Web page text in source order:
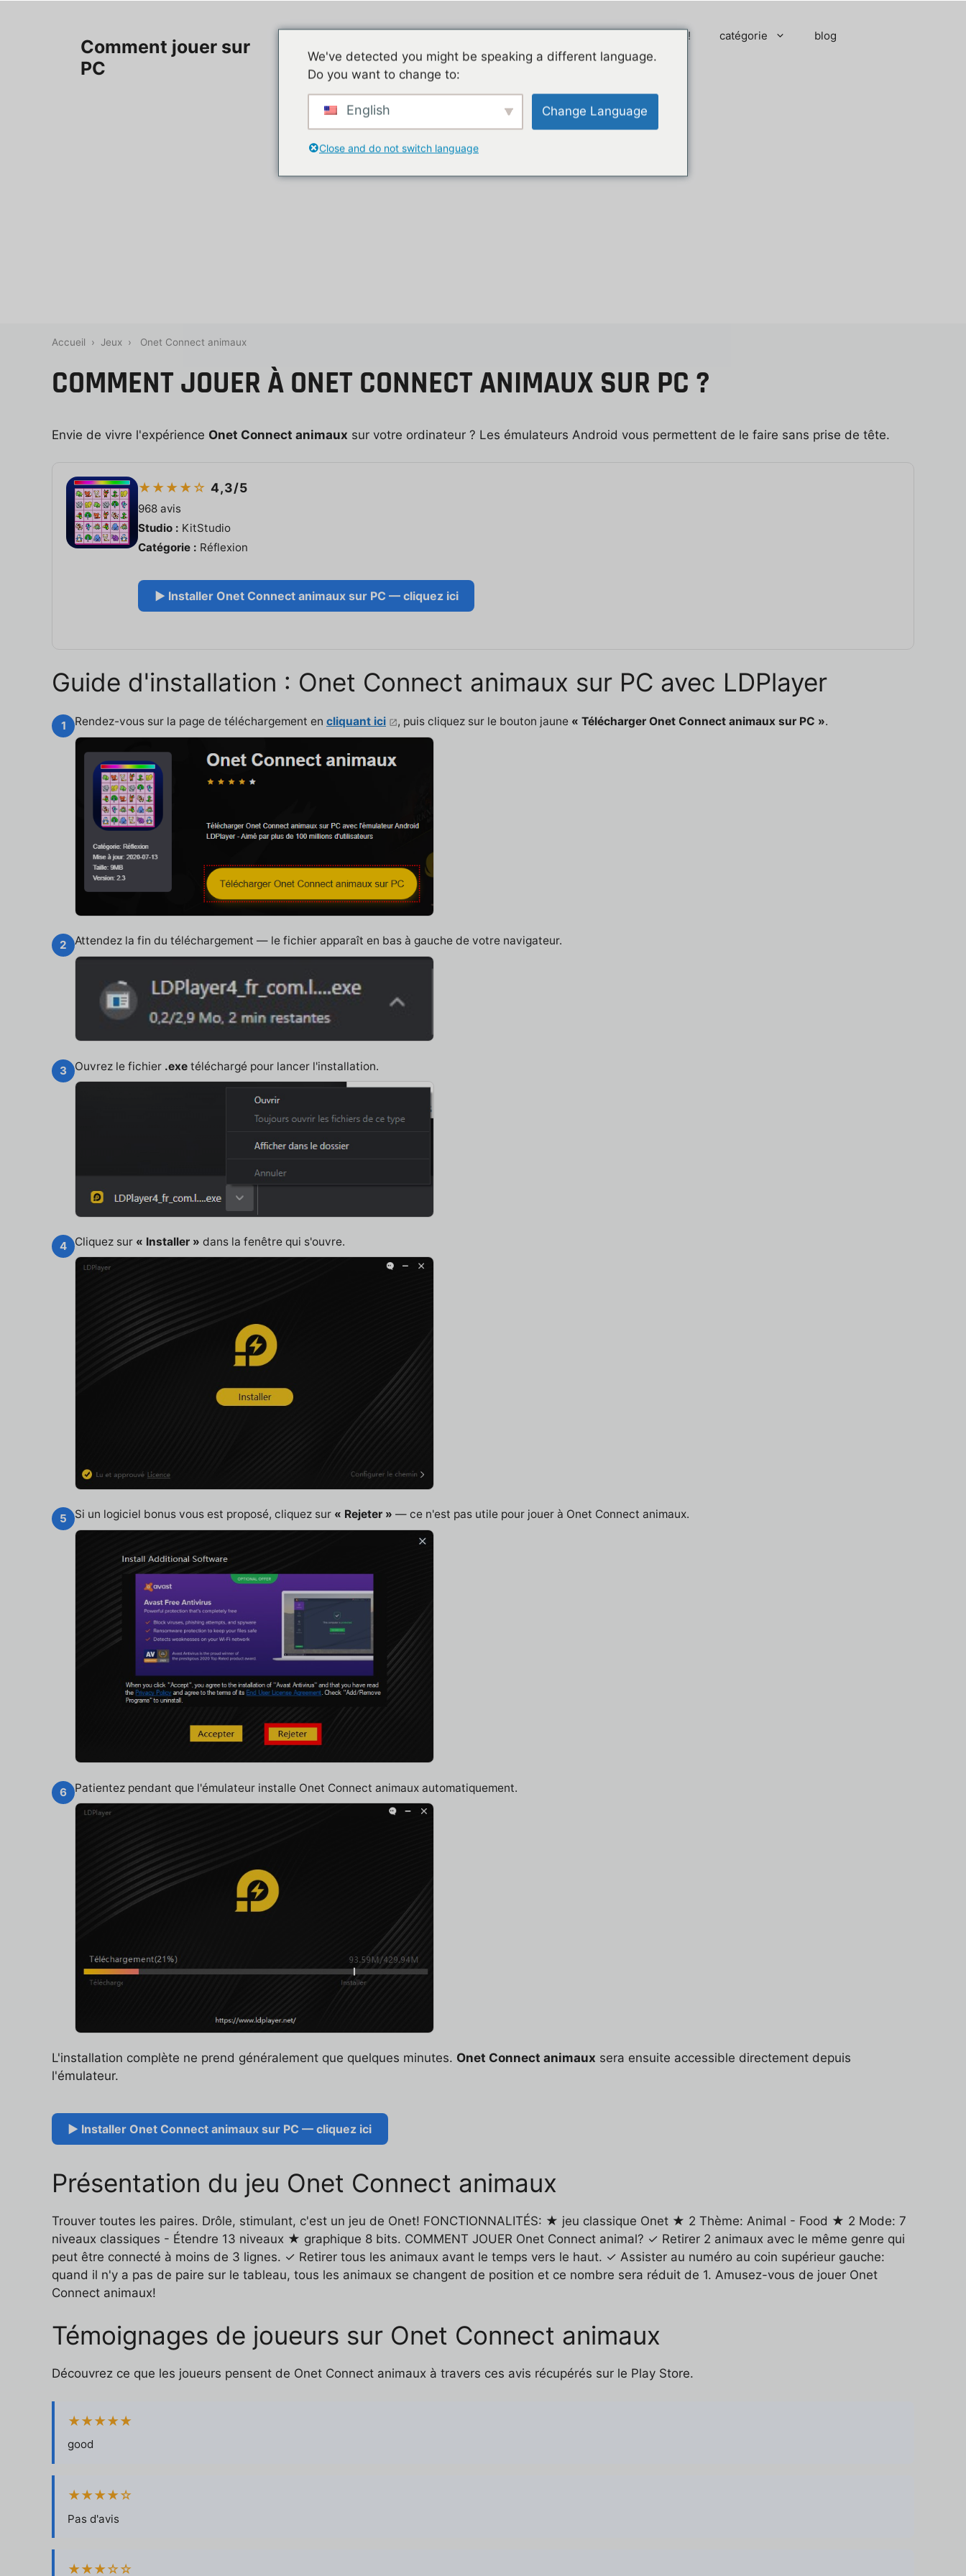
Comment jouer sur
PC
Les jeux mobiles du moment ! catégorie blog
Contact
Accueil › Jeux › Onet Connect animaux
COMMENT JOUER À ONET CONNECT ANIMAUX SUR PC ?
Envie de vivre l'expérience Onet Connect animaux sur votre ordinateur ? Les émulateurs Android vous permettent de le faire sans prise de tête.
★★★★☆4,3/5
968 avis
Studio : KitStudio
Catégorie : Réflexion
▶ Installer Onet Connect animaux sur PC — cliquez ici
Guide d'installation : Onet Connect animaux sur PC avec LDPlayer
1 Rendez-vous sur la page de téléchargement en cliquant ici , puis cliquez sur le bouton jaune « Télécharger Onet Connect animaux sur PC ».
2 Attendez la fin du téléchargement — le fichier apparaît en bas à gauche de votre navigateur.
3 Ouvrez le fichier .exe téléchargé pour lancer l'installation.
4 Cliquez sur « Installer » dans la fenêtre qui s'ouvre.
5 Si un logiciel bonus vous est proposé, cliquez sur « Rejeter » — ce n'est pas utile pour jouer à Onet Connect animaux.
6 Patientez pendant que l'émulateur installe Onet Connect animaux automatiquement.
L'installation complète ne prend généralement que quelques minutes. Onet Connect animaux sera ensuite accessible directement depuis
l'émulateur.
▶ Installer Onet Connect animaux sur PC — cliquez ici
Présentation du jeu Onet Connect animaux
Trouver toutes les paires. Drôle, stimulant, c'est un jeu de Onet! FONCTIONNALITÉS: ★ jeu classique Onet ★ 2 Thème: Animal - Food ★ 2 Mode: 7
niveaux classiques - Étendre 13 niveaux ★ graphique 8 bits. COMMENT JOUER Onet Connect animal? ✓ Retirer 2 animaux avec le même genre qui
peut être connecté à moins de 3 lignes. ✓ Retirer tous les animaux avant le temps vers le haut. ✓ Assister au numéro au coin supérieur gauche:
quand il n'y a pas de paire sur le tableau, tous les animaux se changent de position et ce nombre sera réduit de 1. Amusez-vous de jouer Onet
Connect animaux!
Témoignages de joueurs sur Onet Connect animaux
Découvrez ce que les joueurs pensent de Onet Connect animaux à travers ces avis récupérés sur le Play Store.
★★★★★
good
★★★★☆
Pas d'avis
★★★☆☆
We've detected you might be speaking a different language.
Do you want to change to:
English Change Language
Close and do not switch language